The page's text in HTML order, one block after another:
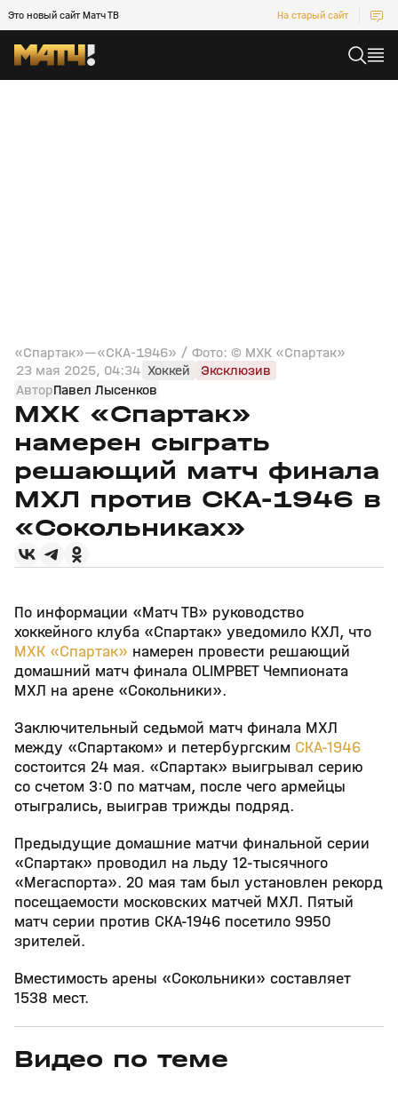
Это новый сайт Матч ТВ На старый сайт
«Спартак»—«СКА-1946» / Фото: © МХК «Спартак»
23 мая 2025, 04:34 Хоккей
Эксклюзив
АвторПавел Лысенков
МХК «Спартак»
намерен сыграть
решающий матч финала
МХЛ против СКА‑1946 в
«Сокольниках»
По информации «Матч ТВ» руководство
хоккейного клуба «Спартак» уведомило КХЛ, что
МХК «Спартак» намерен провести решающий
домашний матч финала OLIMPBET Чемпионата
МХЛ на арене «Сокольники».
Заключительный седьмой матч финала МХЛ
между «Спартаком» и петербургским СКА‑1946
состоится 24 мая. «Спартак» выигрывал серию
со счетом 3:0 по матчам, после чего армейцы
отыгрались, выиграв трижды подряд.
Предыдущие домашние матчи финальной серии
«Спартак» проводил на льду 12‑тысячного
«Мегаспорта». 20 мая там был установлен рекорд
посещаемости московских матчей МХЛ. Пятый
матч серии против СКА‑1946 посетило 9950
зрителей.
Вместимость арены «Сокольники» составляет
1538 мест.
Видео по теме
01 авг, 10:11